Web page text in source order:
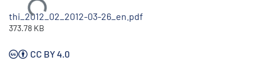
Ladataan...
thi_2012_02_2012-03-26_en.pdf
373.78 KB
CC BY 4.0